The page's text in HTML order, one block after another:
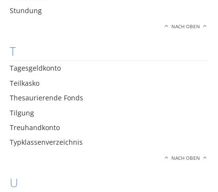
Stundung
NACH OBEN
T
Tagesgeldkonto
Teilkasko
Thesaurierende Fonds
Tilgung
Treuhandkonto
Typklassenverzeichnis
NACH OBEN
U